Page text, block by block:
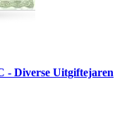
- Diverse Uitgiftejaren